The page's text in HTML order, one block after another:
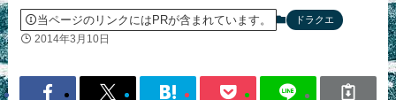
当ページのリンクにはPRが含まれています。 ドラクエ
2014年3月10日